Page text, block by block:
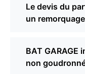
Le devis du
un
BAT GARAGE
non